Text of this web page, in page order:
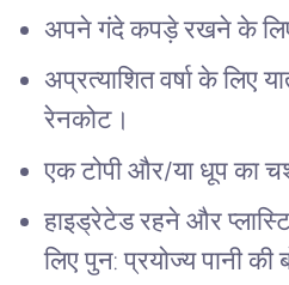
अपने गंदे कपड़े रखने के
अप्रत्याशित वर्षा के लिए
रेनकोट।
एक टोपी और/या धूप का
हाइड्रेटेड रहने और
लिए पुन: प्रयोज्य पानी की